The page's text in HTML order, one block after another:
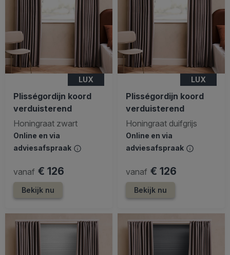
LUX
Plisségordijn koord
verduisterend
Honingraat zwart
Online en via
adviesafspraak
vanaf € 126
Bekijk nu
LUX
Plisségordijn koord
verduisterend
Honingraat duifgrijs
Online en via
adviesafspraak
vanaf € 126
Bekijk nu